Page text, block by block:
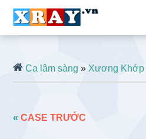
Ca lâm sàng »Xương Khớp
«CASE TRƯỚC